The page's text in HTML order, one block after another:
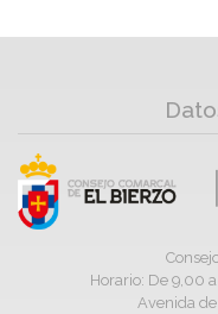
Horario: De 9,00
Avenida